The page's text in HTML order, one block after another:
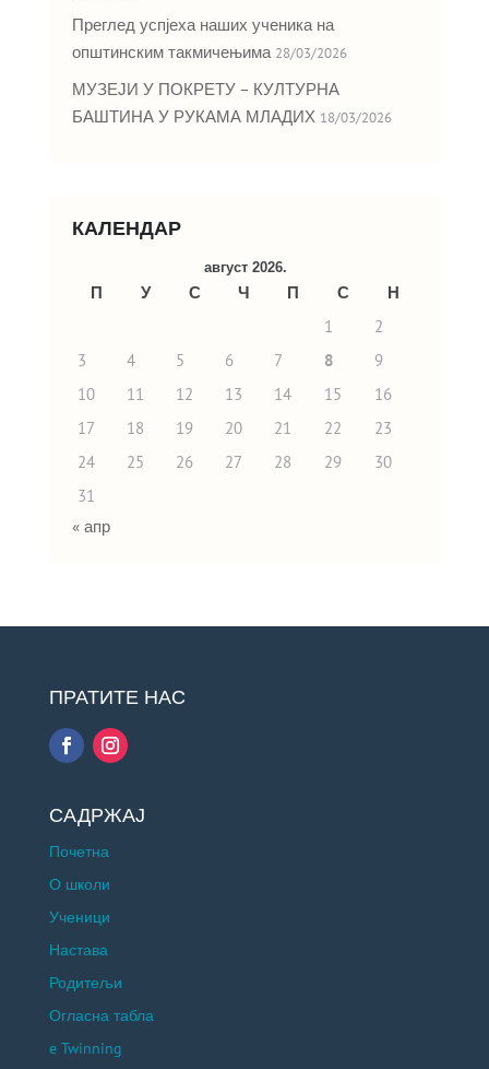
Преглед успјеха наших ученика на
општинским такмичењима 28/03/2026
МУЗЕЈИ У ПОКРЕТУ – КУЛТУРНА
БАШТИНА У РУКАМА МЛАДИХ 18/03/2026
КАЛЕНДАР
август 2026.
П У С Ч П С
Н
1
2
3
4 5 6 7 8
9
10
11 12 13 14 15
16
17
18 19 20 21 22
23
24
25 26 27 28 29
30
31
« апр
ПРАТИТЕ НАС
САДРЖАЈ
Почетна
О школи
Ученици
Настава
Родитељи
Огласна табла
e Twinning